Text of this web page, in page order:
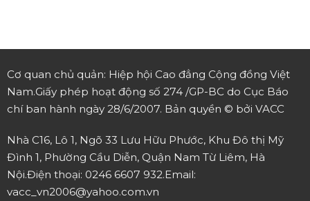
Cơ quan chủ quản: Hiệp hội Cao đẳng Cộng đồng Việt
Nam.Giấy phép hoạt động số 274 /GP-BC do Cục Báo
chí ban hành ngày 28/6/2007. Bản quyền © bởi VACC
Nhà C16, Lô 1, Ngõ 33 Lưu Hữu Phước, Khu Đô thị Mỹ
Đình 1, Phường Cầu Diễn, Quận Nam Từ Liêm, Hà
Nội.Điện thoại: 0246 6607 932.Email:
vacc_vn2006@yahoo.com.vn